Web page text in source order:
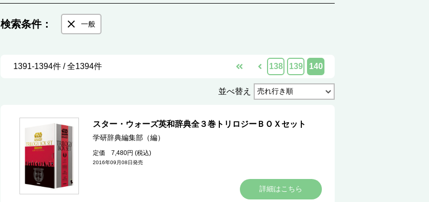
検索条件： 一般
1391-1394件 / 全1394件 138 139 140
並べ替え
スター・ウォーズ英和辞典全３巻トリロジーＢＯＸセット
学研辞典編集部（編）
定価 7,480円 (税込)
2016年09月08日発売
詳細はこちら